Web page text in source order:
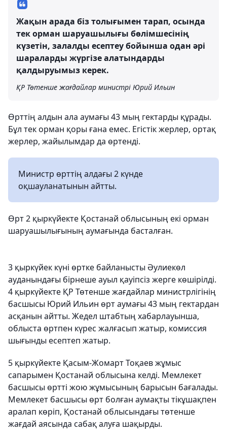
Жақын арада біз толығымен тарап, осында
тек орман шаруашылығы бөлімшесінің
күзетін, залалды есептеу бойынша одан әрі
шараларды жүргізе алатындарды
қалдыруымыз керек.
ҚР Төтенше жағдайлар министрі Юрий Ильин
Өрттің алдын ала аумағы 43 мың гектарды құрады.
Бұл тек орман қоры ғана емес. Егістік жерлер, ортақ
жерлер, жайылымдар да өртенді.
Министр өрттің алдағы 2 күнде
оқшауланатынын айтты.
Өрт 2 қыркүйекте Қостанай облысының екі орман
шаруашылығының аумағында басталған.
3 қыркүйек күні өртке байланысты Әулиекөл
ауданындағы бірнеше ауыл қауіпсіз жерге көшірілді.
4 қыркүйекте ҚР Төтенше жағдайлар министрлігінің
басшысы Юрий Ильин өрт аумағы 43 мың гектардан
асқанын айтты. Жедел штабтың хабарлауынша,
облыста өртпен күрес жалғасып жатыр, комиссия
шығынды есептеп жатыр.
5 қыркүйекте Қасым-Жомарт Тоқаев жұмыс
сапарымен Қостанай облысына келді. Мемлекет
басшысы өртті жою жұмысының барысын бағалады.
Мемлекет басшысы өрт болған аумақты тікұшақпен
аралап көріп, Қостанай облысындағы төтенше
жағдай аясында сабақ алуға шақырды.